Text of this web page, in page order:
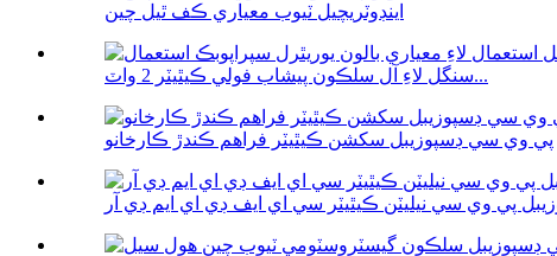
اينڊوٽريچيل ٽيوب معياري ڪف ٿيل چين
سنگل لاءِ آل سلڪون پيشاب فولي ڪيٿيٽر 2 واٽ...
پي وي سي ڊسپوزيبل سکشن ڪيٿيٽر فراهم ڪندڙ ڪارخانو